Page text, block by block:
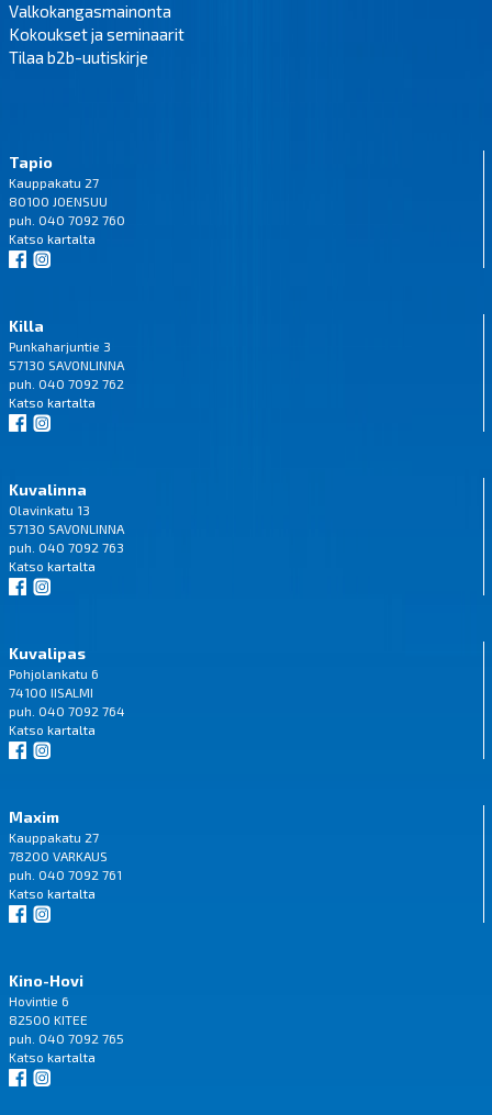
Valkokangasmainonta
Kokoukset ja seminaarit
Tilaa b2b-uutiskirje
Tapio
Kauppakatu 27
80100 JOENSUU
puh. 040 7092 760
Katso kartalta
Killa
Punkaharjuntie 3
57130 SAVONLINNA
puh. 040 7092 762
Katso kartalta
Kuvalinna
Olavinkatu 13
57130 SAVONLINNA
puh. 040 7092 763
Katso kartalta
Kuvalipas
Pohjolankatu 6
74100 IISALMI
puh. 040 7092 764
Katso kartalta
Maxim
Kauppakatu 27
78200 VARKAUS
puh. 040 7092 761
Katso kartalta
Kino-Hovi
Hovintie 6
82500 KITEE
puh. 040 7092 765
Katso kartalta